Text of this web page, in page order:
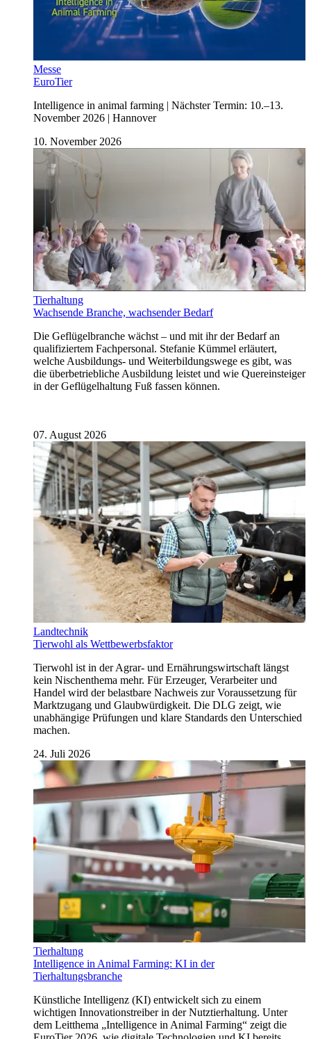
Messe
EuroTier
Intelligence in animal farming | Nächster Termin: 10.–13.
November 2026 | Hannover
10. November 2026
Tierhaltung
Wachsende Branche, wachsender Bedarf
Die Geflügelbranche wächst – und mit ihr der Bedarf an
qualifiziertem Fachpersonal. Stefanie Kümmel erläutert,
welche Ausbildungs- und Weiterbildungswege es gibt, was
die überbetriebliche Ausbildung leistet und wie Quereinsteiger
in der Geflügelhaltung Fuß fassen können.
07. August 2026
Landtechnik
Tierwohl als Wettbewerbsfaktor
Tierwohl ist in der Agrar- und Ernährungswirtschaft längst
kein Nischenthema mehr. Für Erzeuger, Verarbeiter und
Handel wird der belastbare Nachweis zur Voraussetzung für
Marktzugang und Glaubwürdigkeit. Die DLG zeigt, wie
unabhängige Prüfungen und klare Standards den Unterschied
machen.
24. Juli 2026
Tierhaltung
Intelligence in Animal Farming: KI in der
Tierhaltungsbranche
Künstliche Intelligenz (KI) entwickelt sich zu einem
wichtigen Innovationstreiber in der Nutztierhaltung. Unter
dem Leitthema „Intelligence in Animal Farming“ zeigt die